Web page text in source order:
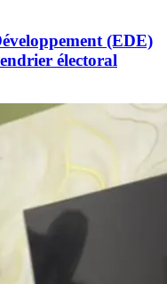
(EDE)
électoral